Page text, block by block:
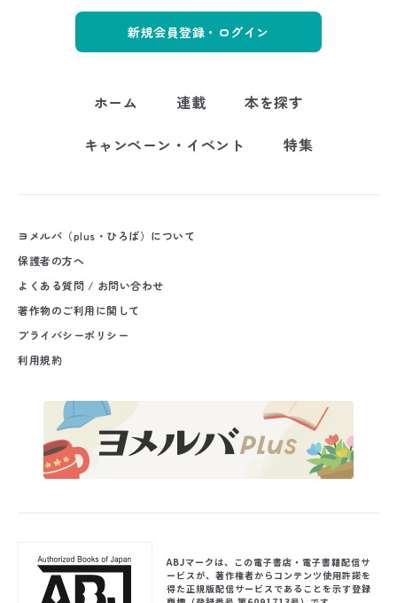
新規会員登録・ログイン
ホーム 連載
本を探す
キャンペーン・イベント
特集
ヨメルバ（plus・ひろば）について
保護者の方へ
よくある質問 / お問い合わせ
著作物のご利用に関して
プライバシーポリシー
利用規約
ABJマークは、この電子書店・電子書籍配信サ
ービスが、著作権者からコンテンツ使用許諾を
得た正規版配信サービスであることを示す登録